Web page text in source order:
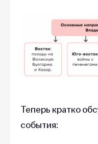
Теперь кратко
события: